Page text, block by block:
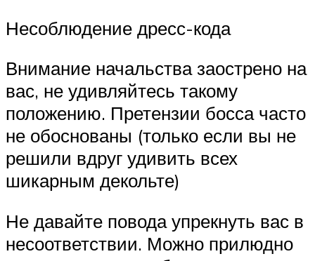
Несоблюдение дресс-кода
Внимание начальства заострено на
вас, не удивляйтесь такому
положению. Претензии босса часто
не обоснованы (только если вы не
решили вдруг удивить всех
шикарным декольте)
Не давайте повода упрекнуть вас в
несоответствии. Можно прилюдно